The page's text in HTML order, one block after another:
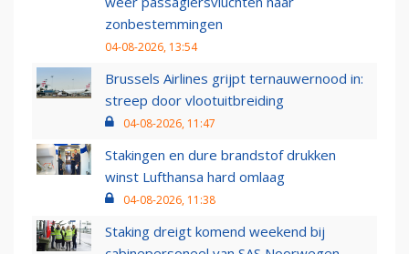
zonbestemmingen
04-08-2026, 13:54
Brussels Airlines grijpt ternauwernood in:
streep door vlootuitbreiding
04-08-2026, 11:47
Stakingen en dure brandstof drukken
winst Lufthansa hard omlaag
04-08-2026, 11:38
Staking dreigt komend weekend bij